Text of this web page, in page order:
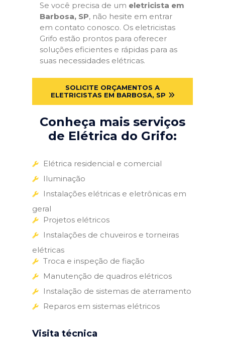
Se você precisa de um eletricista em
Barbosa, SP, não hesite em entrar
em contato conosco. Os eletricistas
Grifo estão prontos para oferecer
soluções eficientes e rápidas para as
suas necessidades elétricas.
SOLICITE ORÇAMENTOS A
ELETRICISTAS EM BARBOSA, SP
Conheça mais serviços
de Elétrica do Grifo:
Elétrica residencial e comercial
Iluminação
Instalações elétricas e eletrônicas em
geral
Projetos elétricos
Instalações de chuveiros e torneiras
elétricas
Troca e inspeção de fiação
Manutenção de quadros elétricos
Instalação de sistemas de aterramento
Reparos em sistemas elétricos
Visita técnica